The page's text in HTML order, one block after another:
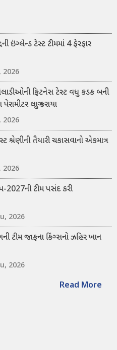
ઇંગ્લેન્ડ ટેસ્ટ ટીમમાં 4 ફેરફાર
2026
ફિટનેસ ટેસ્ટ વધુ કડક બની
લાગુ કરાયા
2026
શ્રેણીની તૈયારી ચકાસવાનો એકમાત્ર
2026
2027ની ટીમ પસંદ કરી
2026
ટીમ જાફના કિંગ્સનો ઝહિર ખાન
2026
Read More